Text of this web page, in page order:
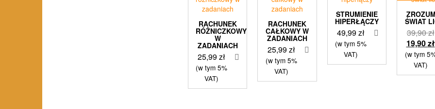
RACHUNEK
RÓŻNICZKOWY
W
ZADANIACH
25,99zł
(w tym 5%
VAT)
RACHUNEK
CAŁKOWY W
ZADANIACH
25,99zł
(w tym 5%
VAT)
STRUMIENIE
HIPERŁĄCZY
49,99zł
(w tym 5%
VAT)
ŚWIAT
39,90zł
19,90zł
(w tym
VAT)